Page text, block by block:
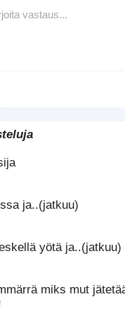
Arial
Trebuchet MS
YliviivattuAlleviivattuSisäinen koodi
taulukko
Lisää vaakasuora viiva
SpoileriKoodi
vastaus...
ja..(jatkuu)
yötä ja..(jatkuu)
miks mut